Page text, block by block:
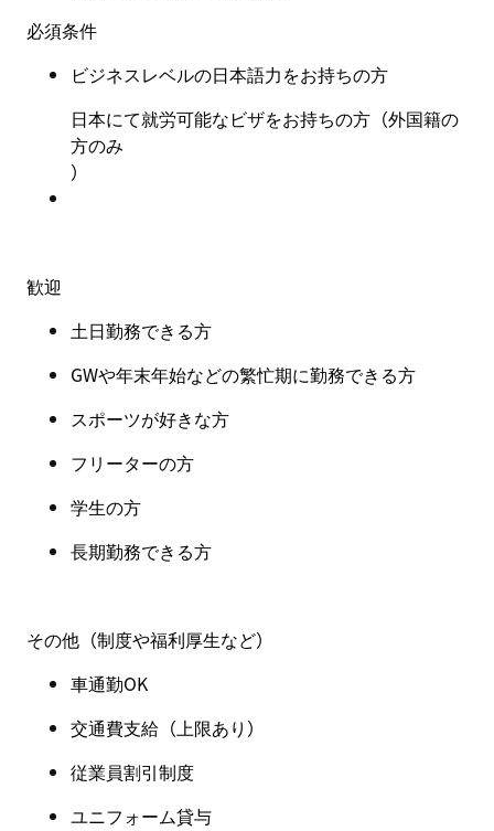
必須条件
ビジネスレベルの日本語力をお持ちの方
日本にて就労可能なビザをお持ちの方（外国籍の
方のみ
）
歓迎
土日勤務できる方
GWや年末年始などの繁忙期に勤務できる方
スポーツが好きな方
フリーターの方
学生の方
長期勤務できる方
その他（制度や福利厚生など）
車通勤OK
交通費支給（上限あり）
従業員割引制度
ユニフォーム貸与